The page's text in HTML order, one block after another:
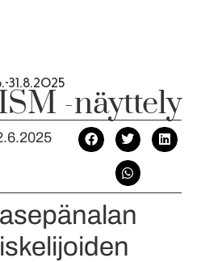
31.8.2025
-näyttely